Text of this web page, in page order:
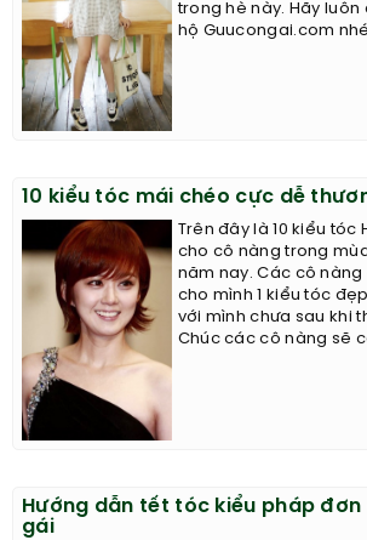
trong hè này. Hãy luôn
hộ Guucongai.com
10 kiểu tóc mái chéo cực dễ
Trên đây là 10 kiểu tóc
cho cô nàng trong
năm nay. Các cô
cho mình 1 kiểu tóc
với mình chưa sau khi
Chúc các cô nàng sẽ
Hướng dẫn tết tóc kiểu pháp
gái